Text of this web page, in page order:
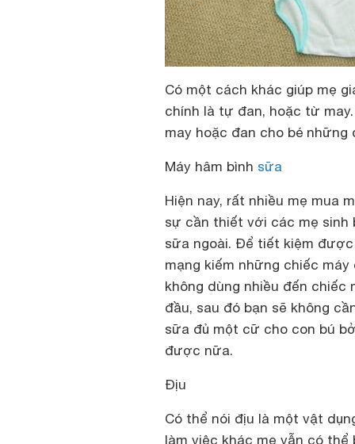
Có một cách khác giúp mẹ
chính là tự đan, hoặc từ
may hoặc đan cho bé những
Máy hâm bình sữa
Hiện nay, rất nhiều mẹ mua
sự cần thiết với các mẹ sinh
sữa ngoài. Để tiết kiệm được
mạng kiếm những chiếc
không dùng nhiều đến chiếc
đầu, sau đó bạn sẽ không
sữa đủ một cữ cho con bú
được nữa.
Địu
Có thể nói địu là một vật
làm việc khác mẹ vẫn có